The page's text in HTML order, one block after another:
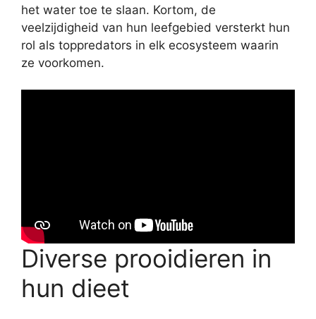
het water toe te slaan. Kortom, de
veelzijdigheid van hun leefgebied versterkt hun
rol als toppredators in elk ecosysteem waarin
ze voorkomen.
Diverse prooidieren in
hun dieet